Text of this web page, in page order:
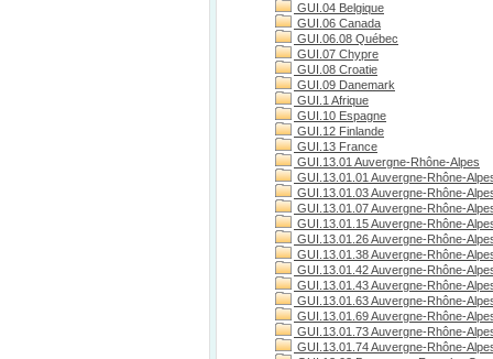
GUI.04 Belgique
GUI.06 Canada
GUI.06.08 Québec
GUI.07 Chypre
GUI.08 Croatie
GUI.09 Danemark
GUI.1 Afrique
GUI.10 Espagne
GUI.12 Finlande
GUI.13 France
GUI.13.01 Auvergne-Rhône-Alpes
GUI.13.01.01 Auvergne-Rhône-
GUI.13.01.03 Auvergne-Rhône-
GUI.13.01.07 Auvergne-Rhône-
GUI.13.01.15 Auvergne-Rhône-
GUI.13.01.26 Auvergne-Rhône-
GUI.13.01.38 Auvergne-Rhône-
GUI.13.01.42 Auvergne-Rhône-
GUI.13.01.43 Auvergne-Rhône-
GUI.13.01.63 Auvergne-Rhône-
GUI.13.01.69 Auvergne-Rhône-
GUI.13.01.73 Auvergne-Rhône-
GUI.13.01.74 Auvergne-Rhône-